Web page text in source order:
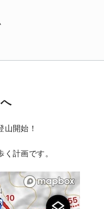
開始！
計画です。